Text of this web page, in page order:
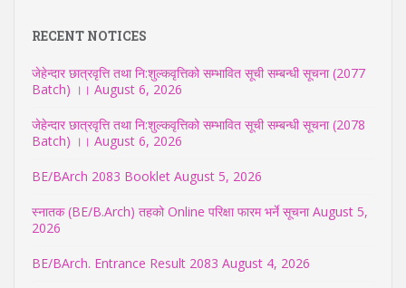
RECENT NOTICES
जेहेन्दार छात्रवृत्ति तथा नि:शुल्कवृत्तिको सम्भावित सूची सम्बन्धी सूचना (2077
Batch) ।। August 6, 2026
जेहेन्दार छात्रवृत्ति तथा नि:शुल्कवृत्तिको सम्भावित सूची सम्बन्धी सूचना (2078
Batch) ।। August 6, 2026
BE/BArch 2083 Booklet August 5, 2026
स्नातक (BE/B.Arch) तहको Online परिक्षा फारम भर्ने सूचना August 5,
2026
BE/BArch. Entrance Result 2083 August 4, 2026